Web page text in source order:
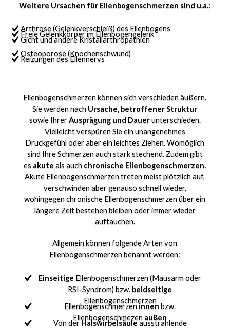
Weitere Ursachen für Ellenbogenschmerzen sind u.a.:
Arthrose (Gelenkverschleiß) des Ellenbogens
Freie Gelenkkörper im Ellenbogengelenk
Gicht und andere Kristallarthropathien
Osteoporose (Knochenschwund)
Reizungen des Ellennervs
Ellenbogenschmerzen können sich verschieden äußern.
Sie werden nach Ursache, betroffener Struktur
sowie IhrerAusprägung und Dauerunterschieden.
Vielleicht verspüren Sie ein unangenehmes
Druckgefühl oder aber ein leichtes Ziehen. Womöglich
sind Ihre Schmerzen auch stark stechend. Zudem gibt
es akuteals auch chronische Ellenbogenschmerzen.
Akute Ellenbogenschmerzen treten meist plötzlich auf,
verschwinden aber genauso schnell wieder,
wohingegen chronische Ellenbogenschmerzen über ein
längere Zeit bestehen bleiben oder immer wieder
auftauchen.
Allgemein können folgende Arten von
Ellenbogenschmerzen benannt werden:
Einseitige Ellenbogenschmerzen (Mausarm oder
RSI-Syndrom) bzw. beidseitige
Ellenbogenschmerzen
Ellenbogenschmerzeninnen bzw.
Ellenbogenschmezen außen
Von derHalswirbelsäuleausstrahlende